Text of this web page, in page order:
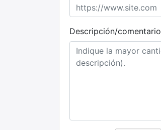
Descripción/comentario